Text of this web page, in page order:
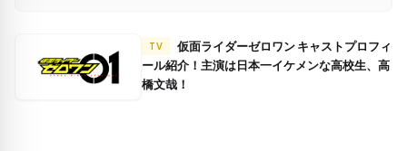
TV
ール紹介！主演は日本一イケメンな高校生、高
橋文哉！